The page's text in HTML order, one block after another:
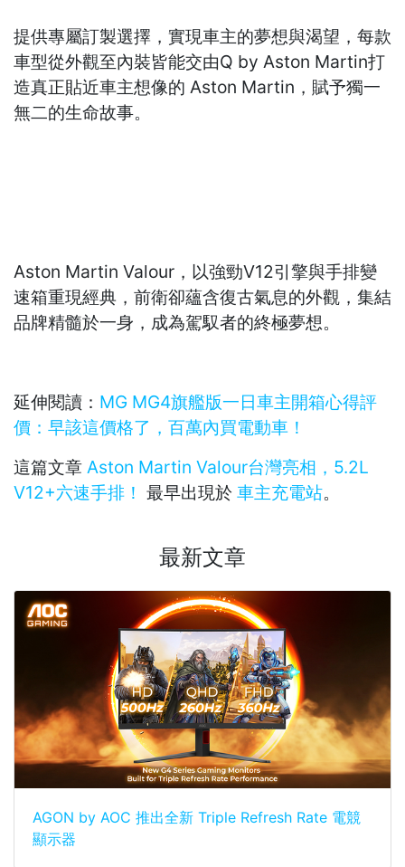
提供專屬訂製選擇，實現車主的夢想與渴望，每款
車型從外觀至內裝皆能交由Q by Aston Martin打
造真正貼近車主想像的 Aston Martin，賦予獨一
無二的生命故事。
Aston Martin Valour，以強勁V12引擎與手排變
速箱重現經典，前衛卻蘊含復古氣息的外觀，集結
品牌精髓於一身，成為駕馭者的終極夢想。
延伸閱讀： MG MG4旗艦版一日車主開箱心得評
價：早該這價格了，百萬內買電動車！
這篇文章 Aston Martin Valour台灣亮相，5.2L
V12+六速手排！ 最早出現於 車主充電站。
最新文章
AGON by AOC 推出全新 Triple Refresh Rate 電競
顯示器